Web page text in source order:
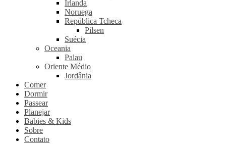
Irlanda
Noruega
República Tcheca
Pilsen
Suécia
Oceania
Palau
Oriente Médio
Jordânia
Comer
Dormir
Passear
Planejar
Babies & Kids
Sobre
Contato